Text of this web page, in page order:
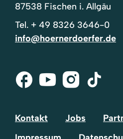
87538 Fischen i. Allgäu
Tel. + 49 8326 3646-0
info@hoernerdoerfer.de
Facebook
Youtube
Tik-
Kontakt Jobs